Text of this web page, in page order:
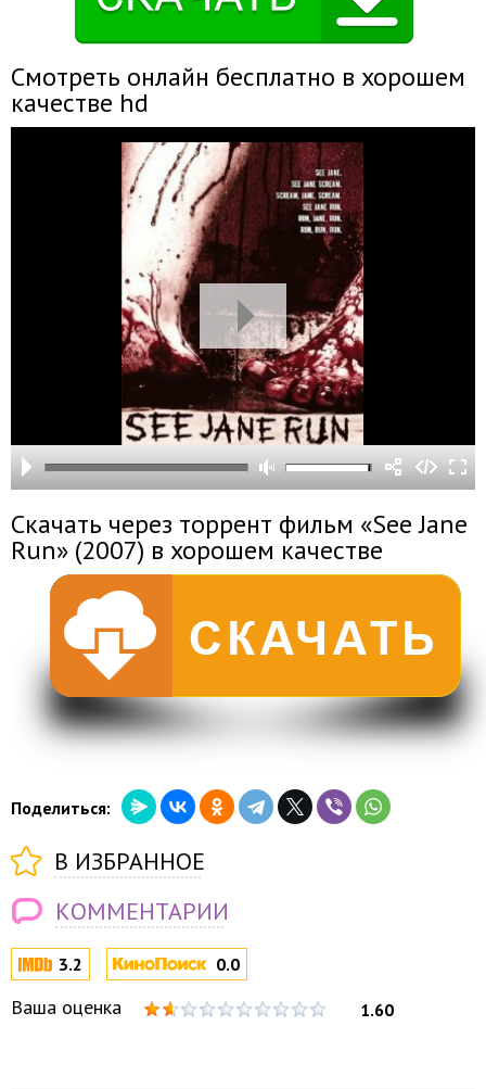
3.2 0.0
Ваша оценка 1.60
Смотреть онлайн бесплатно в хорошем
качестве hd
Скачать через торрент фильм «See Jane
Run» (2007) в хорошем качестве
Поделиться:
В ИЗБРАННОЕ
КОММЕНТАРИИ